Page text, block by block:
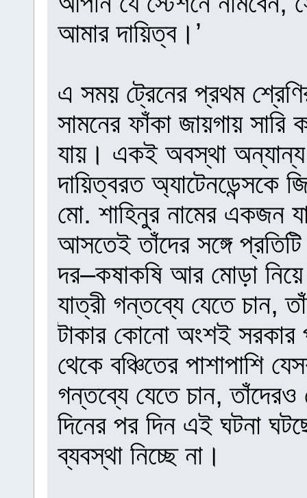
আমার দায়িত্ব।’
এ সময় ট্রেনের প্রথম
সামনের ফাঁকা জায়গায় সারি
যায়। একই অবস্থা অন্যান্য
দায়িত্বরত অ্যাটেনডেন্সকে
মো. শাহিনুর নামের একজন
আসতেই তাঁদের সঙ্গে প্রতিটি
দর–কষাকষি আর মোড়া নিয়ে
যাত্রী গন্তব্যে যেতে চান,
টাকার কোনো অংশই সরকার
থেকে বঞ্চিতের পাশাপাশি
গন্তব্যে যেতে চান,
দিনের পর দিন এই ঘটনা
ব্যবস্থা নিচ্ছে না।